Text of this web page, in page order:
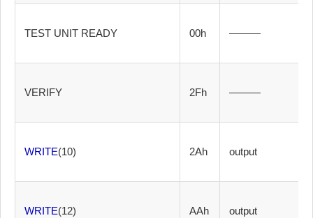
TEST UNIT READY 00h ———
VERIFY 2Fh ———
WRITE(10) 2Ah output
WRITE(12) AAh output